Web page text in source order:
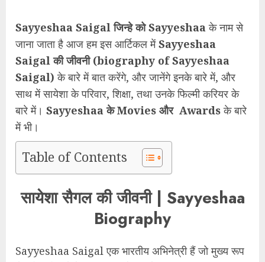
Sayyeshaa Saigal जिन्हे को Sayyeshaaके नाम से
जाना जाता है आज हम इस आर्टिकल मेंSayyeshaa
Saigal की जीवनी (biography of Sayyeshaa
Saigal) के बारे में बात करेंगे, और जानेंगे इनके बारे में, और
साथ में सायेशा के परिवार, शिक्षा, तथा उनके फिल्मी करियर के
बारे में। Sayyeshaa के Movies और Awardsके बारे
में भी।
Table of Contents
सायेशा सैगल की जीवनी | Sayyeshaa
Biography
Sayyeshaa Saigal एक भारतीय अभिनेत्री हैं जो मुख्य रूप